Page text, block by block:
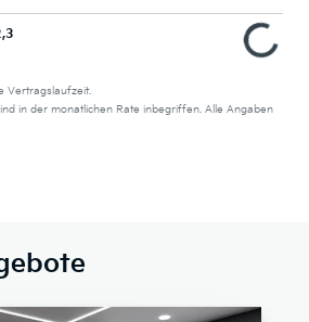
Vertragslaufzeit.
in der monatlichen Rate inbegriffen. Alle Angaben